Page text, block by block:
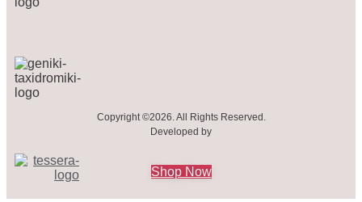
Copyright ©2026. All Rights Reserved.
Developed by
Shop Now